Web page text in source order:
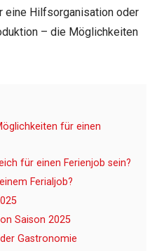
eine Hilfsorganisation oder
– die Möglichkeiten
für einen
für einen Ferienjob sein?
Ferialjob?
Saison 2025
Gastronomie